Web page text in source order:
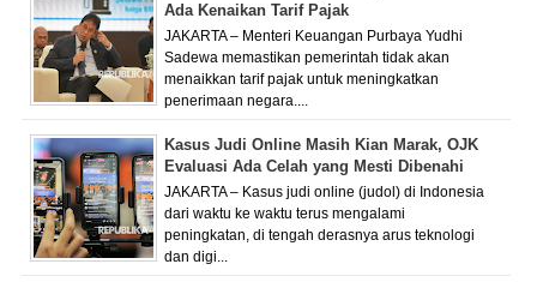
Ada Kenaikan Tarif Pajak
JAKARTA – Menteri Keuangan Purbaya Yudhi
Sadewa memastikan pemerintah tidak akan
menaikkan tarif pajak untuk meningkatkan
penerimaan negara....
Kasus Judi Online Masih Kian Marak, OJK
Evaluasi Ada Celah yang Mesti Dibenahi
JAKARTA – Kasus judi online (judol) di Indonesia
dari waktu ke waktu terus mengalami
peningkatan, di tengah derasnya arus teknologi
dan digi...